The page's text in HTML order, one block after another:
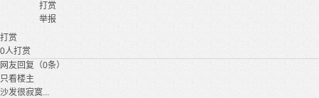
打赏
举报
打赏
0人打赏
网友回复（0条）
只看楼主
沙发很寂寞...